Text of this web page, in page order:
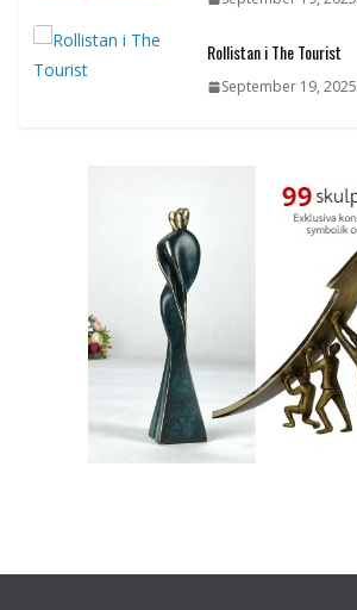
Rollistan i The Tourist
September 19, 2025